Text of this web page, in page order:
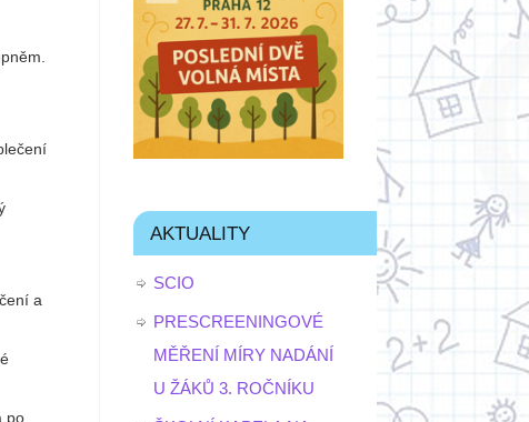
a
po
AKTUALITY
SCIO
PRESCREENINGOVÉ
MĚŘENÍ MÍRY NADÁNÍ
U ŽÁKŮ 3. ROČNÍKU